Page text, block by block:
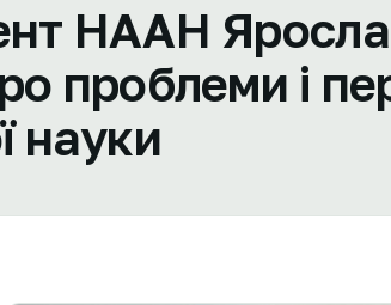
НААН
проблеми і
науки